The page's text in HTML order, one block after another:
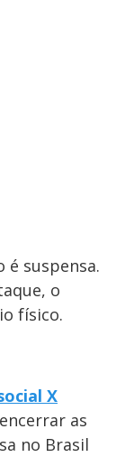
é suspensa.
o
físico.
X
as
no Brasil